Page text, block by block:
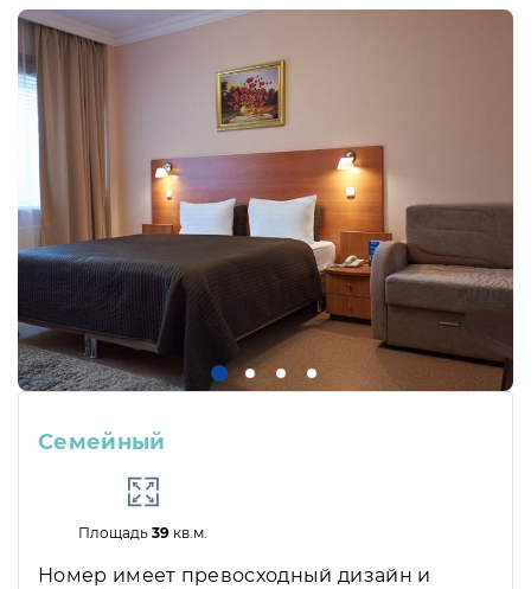
Семейный
Площадь39 кв.м.
Номер имеет превосходный дизайн и